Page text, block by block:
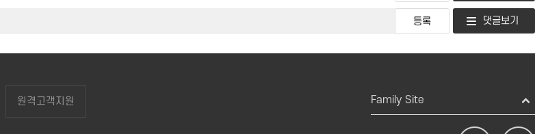
댓글보기
원격고객지원 Family Site